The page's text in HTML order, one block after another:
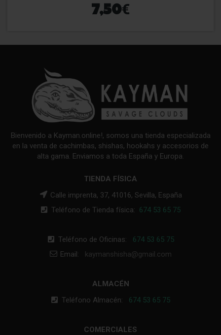
7,50€
Bienvenido a Kayman.online!, somos una tienda especializada
en la venta de cachimbas, shishas, hookahs y accesorios de
alta gama. Enviamos a toda España y Europa.
TIENDA FÍSICA
Calle imprenta, 37, 41016, Sevilla, España
Teléfono de Tienda física: 674 53 65 75
Teléfono de Oficinas: 674 53 65 75
Email: kaymanshisha@gmail.com
ALMACÉN
Teléfono Almacén: 674 53 65 75
COMERCIALES